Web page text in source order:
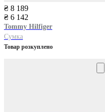
₴ 8 189
₴ 6 142
Tommy Hilfiger
Сумка
Товар розкуплено